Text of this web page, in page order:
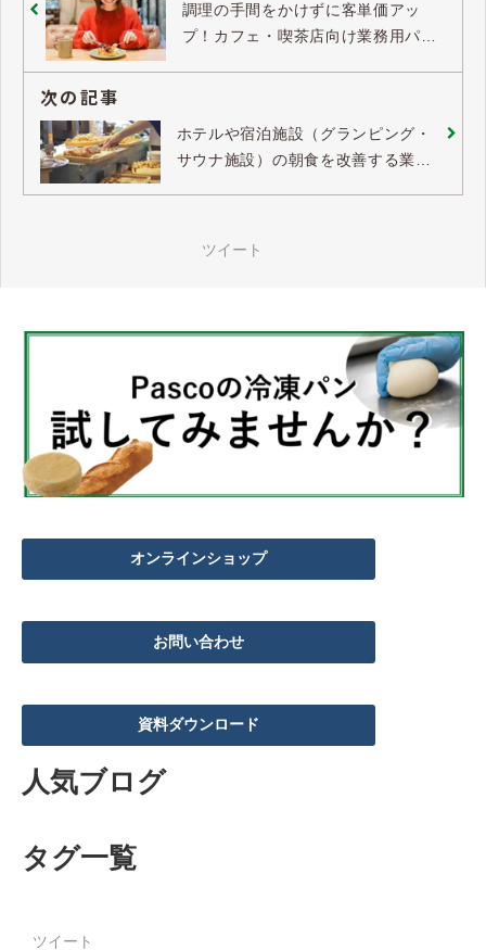
調理の手間をかけずに客単価アッ
プ！カフェ・喫茶店向け業務用パ
次の記事
ホテルや宿泊施設（グランピング・
サウナ施設）の朝食を改善する業務
ツイート
オンラインショップ
お問い合わせ
資料ダウンロード
人気ブログ
タグ一覧
ツイート